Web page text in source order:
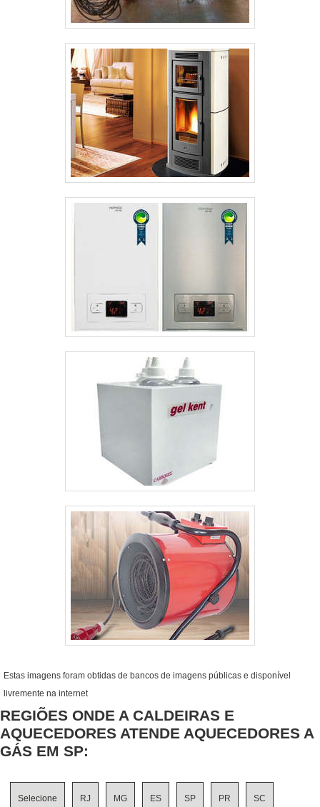
Estas imagens foram obtidas de bancos de imagens públicas e disponível
livremente na internet
REGIÕES ONDE A CALDEIRAS E
AQUECEDORES ATENDE AQUECEDORES A
GÁS EM SP:
Selecione RJ MG ES SP PR SC